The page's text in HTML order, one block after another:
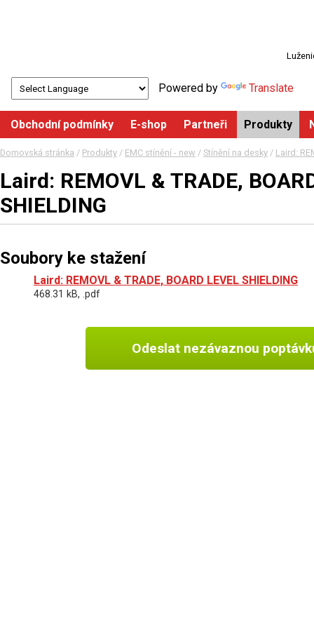
Powered by Translate
Obchodní podmínky E-shop Partneři Produkty
Domovská stránka / Produkty / EMC stínění - new / Stínění na desky / Laird:
Laird: REMOVL & TRADE,
SHIELDING
Soubory ke stažení
Laird: REMOVL & TRADE, BOARD LEVEL SHIELDING
468.31 kB, .pdf
Odeslat nezávaznou